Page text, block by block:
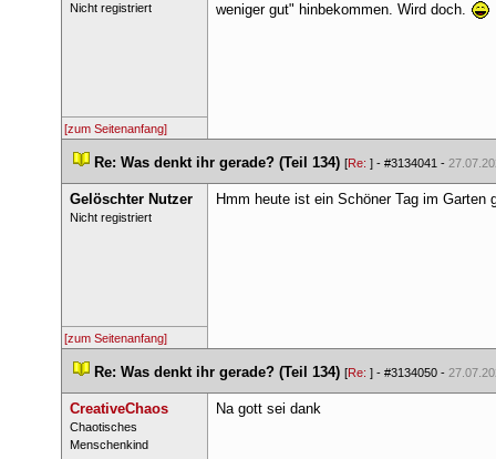
Nicht registriert
weniger gut" hinbekommen. Wird doch.
[zum Seitenanfang]
Re: Was denkt ihr gerade? (Teil 134) [Re: ] - #3134041 -
Gelöschter Nutzer
Nicht registriert
Hmm heute ist ein Schöner Tag im Garten
[zum Seitenanfang]
Re: Was denkt ihr gerade? (Teil 134) [Re: ] - #3134050 -
CreativeChao
​Chaotisches
Menschenkind
Na gott sei dank